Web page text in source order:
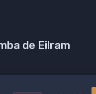
de Eilram